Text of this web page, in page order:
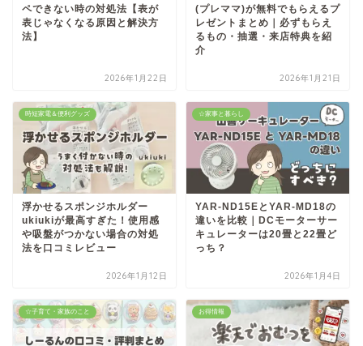
ペできない時の対処法【表が
表じゃなくなる原因と解決方
法】
2026年1月22日
(プレママ)が無料でもらえるプ
レゼントまとめ｜必ずもらえ
るもの・抽選・来店特典を紹
介
2026年1月21日
時短家電＆便利グッズ
浮かせるスポンジホルダー
ukiukiが最高すぎた！使用感
や吸盤がつかない場合の対処
法を口コミレビュー
2026年1月12日
☆家事と暮らし
YAR-ND15EとYAR-MD18の
違いを比較｜DCモーターサー
キュレーターは20畳と22畳ど
っち？
2026年1月4日
☆子育て・家族のこと お得情報